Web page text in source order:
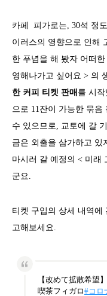
카페 피가로는, 30석 정
이러스의 영향으로 인해
한 푸념을 해 봤자 어떠
영해나가고 싶어요 > 의
한 커피 티켓 판매 를 시
으로 11잔이 가능한 묶
수 있으므로, 교토에 갈
금은 외출을 삼가하고 있
마시러 갈 예정의 < 미래
군요.
티켓 구입의 상세 내역에
고해보세요.
【改めて拡散希望】
喫茶フィガロ#コロ